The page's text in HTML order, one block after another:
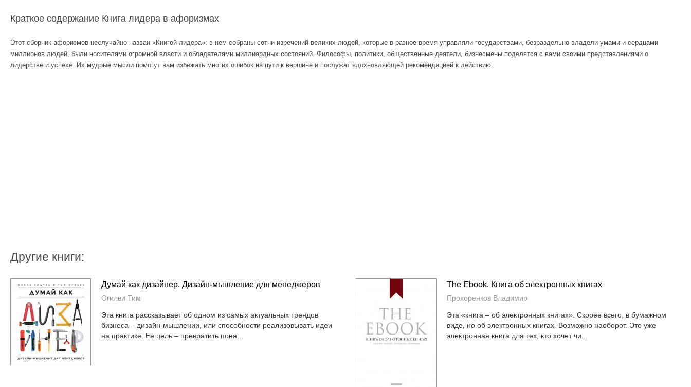
Краткое содержание Книга лидера в афоризмах
Этот сборник афоризмов неслучайно назван «Книгой лидера»: в нем собраны сотни изречений великих людей, которые в разное время управляли государствами, безраздельно владели умами и сердцами
миллионов людей, были носителями огромной власти и обладателями миллиардных состояний. Философы, политики, общественные деятели, бизнесмены поделятся с вами своими представлениями о
лидерстве и успехе. Их мудрые мысли помогут вам избежать многих ошибок на пути к вершине и послужат вдохновляющей рекомендацией к действию.
Другие книги:
Думай как дизайнер. Дизайн-мышление для менеджеров
Огилви Тим
Эта книга рассказывает об одном из самых актуальных трендов
бизнеса – дизайн-мышлении, или способности реализовывать идеи
на практике. Ее цель – превратить поня...
The Ebook. Книга об электронных книгах
Прохоренков Владимир
Эта «книга – об электронных книгах». Скорее всего, в бумажном
виде, но об электронных книгах. Возможно наоборот. Это уже
электронная книга для тех, кто хочет чи...